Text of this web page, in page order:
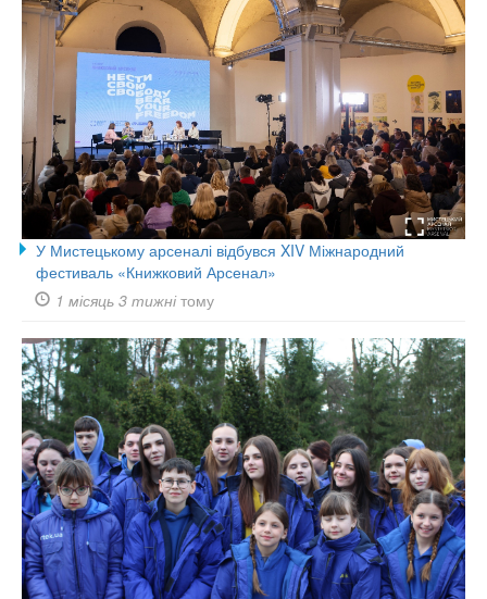
У Мистецькому арсеналі відбувся XIV Міжнародний
фестиваль «Книжковий Арсенал»
1 місяць 3 тижнітому